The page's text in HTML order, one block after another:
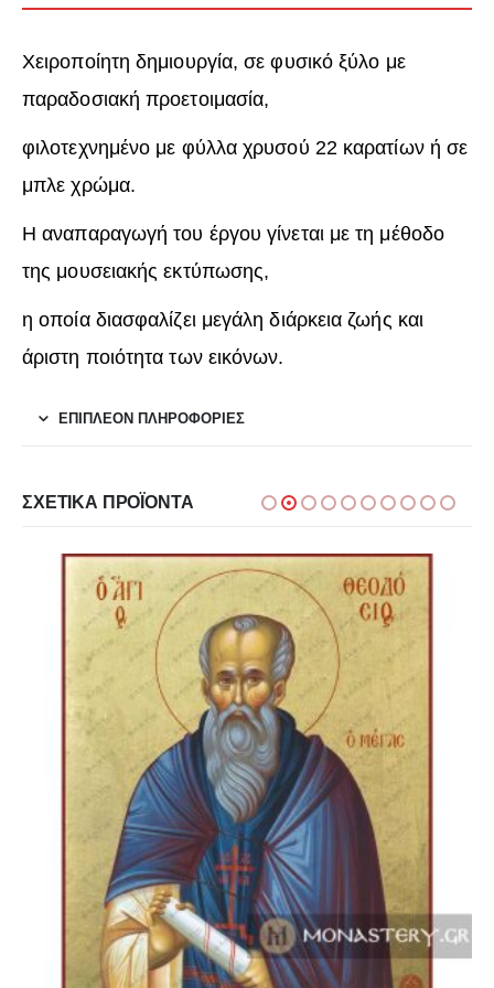
Χειροποίητη δημιουργία, σε φυσικό ξύλο με
παραδοσιακή προετοιμασία,
φιλοτεχνημένο με φύλλα χρυσού 22 καρατίων ή σε
μπλε χρώμα.
Η αναπαραγωγή του έργου γίνεται με τη μέθοδο
της μουσειακής εκτύπωσης,
η οποία διασφαλίζει μεγάλη διάρκεια ζωής και
άριστη ποιότητα των εικόνων.
ΕΠΙΠΛΈΟΝ ΠΛΗΡΟΦΟΡΊΕΣ
ΣΧΕΤΙΚΆ ΠΡΟΪΌΝΤΑ